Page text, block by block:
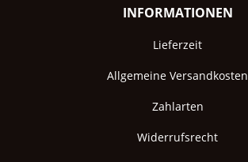
INFORMATIONEN
Lieferzeit
Allgemeine Versandkosten
Zahlarten
Widerrufsrecht